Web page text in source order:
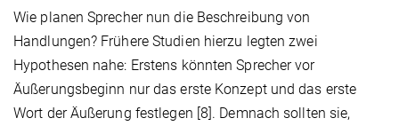
Wie planen Sprecher nun die Beschreibung von
Handlungen? Frühere Studien hierzu legten zwei
Hypothesen nahe: Erstens könnten Sprecher vor
Äußerungsbeginn nur das erste Konzept und das erste
Wort der Äußerung festlegen [8]. Demnach sollten sie,